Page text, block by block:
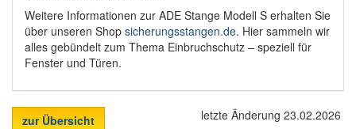
Weitere Informationen zur ADE Stange Modell S erhalten Sie
über unseren Shop sicherungsstangen.de. Hier sammeln wir
alles gebündelt zum Thema Einbruchschutz – speziell für
Fenster und Türen.
zur Übersicht letzte Änderung 23.02.2026